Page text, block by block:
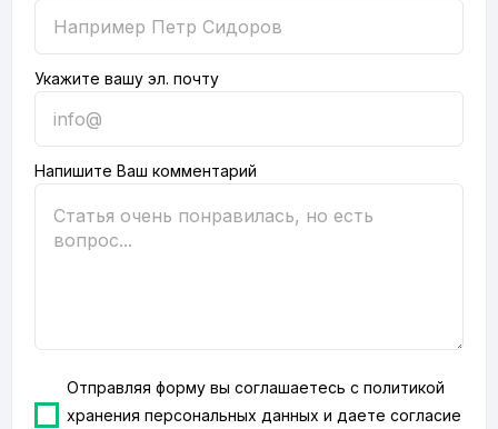
Укажите вашу эл. почту
Напишите Ваш комментарий
Отправляя форму вы соглашаетесь сполитикой
хранения персональных данных и даете согласие